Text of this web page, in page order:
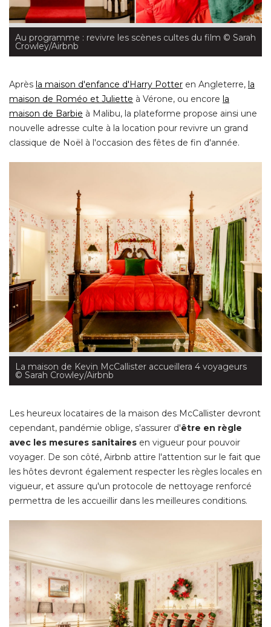
Au programme : revivre les scènes cultes du film © Sarah
Crowley/Airbnb
Après la maison d'enfance d'Harry Potter en Angleterre, la
maison de Roméo et Juliette à Vérone, ou encore la
maison de Barbie à Malibu, la plateforme propose ainsi une
nouvelle adresse culte à la location pour revivre un grand
classique de Noël à l'occasion des fêtes de fin d'année.
La maison de Kevin McCallister accueillera 4 voyageurs
© Sarah Crowley/Airbnb
Les heureux locataires de la maison des McCallister devront
cependant, pandémie oblige, s'assurer d'être en règle
avec les mesures sanitaires en vigueur pour pouvoir
voyager. De son côté, Airbnb attire l'attention sur le fait que
les hôtes devront également respecter les règles locales en
vigueur, et assure qu'un protocole de nettoyage renforcé
permettra de les accueillir dans les meilleures conditions.